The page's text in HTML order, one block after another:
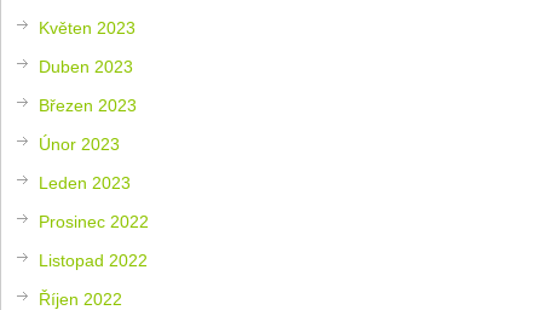
Květen 2023
Duben 2023
Březen 2023
Únor 2023
Leden 2023
Prosinec 2022
Listopad 2022
Říjen 2022